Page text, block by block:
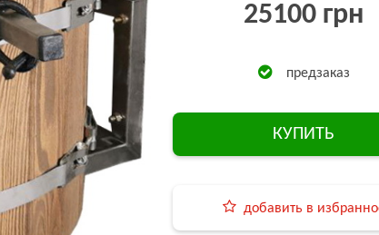
25100 грн
предзаказ
КУПИТЬ
добавить в